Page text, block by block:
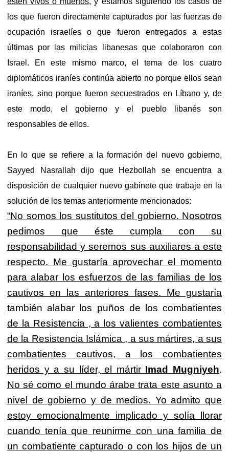
los que fueron directamente capturados por las fuerzas de
ocupación israelíes o que fueron entregados a estas
últimas por las milicias libanesas que colaboraron con
Israel. En este mismo marco, el tema de los cuatro
diplomáticos iraníes continúa abierto no porque ellos sean
iraníes, sino porque fueron secuestrados en Líbano y, de
este modo, el gobierno y el pueblo libanés son
responsables de ellos.
En lo que se refiere a la formación del nuevo gobierno,
Sayyed Nasrallah dijo que Hezbollah se encuentra a
disposición de cualquier nuevo gabinete que trabaje en la
solución de los temas anteriormente mencionados:
“No somos los sustitutos del gobierno. Nosotros
pedimos que éste cumpla con su
responsabilidad y seremos sus auxiliares a este
respecto. Me gustaría aprovechar el momento
para alabar los esfuerzos de las familias de los
cautivos en las anteriores fases. Me gustaría
también alabar los puños de los combatientes
de la Resistencia , a los valientes combatientes
de la Resistencia Islámica , a sus mártires, a sus
combatientes cautivos, a los combatientes
heridos y a su líder, el mártir Imad Mugniyeh.
No sé como el mundo árabe trata este asunto a
nivel de gobierno y de medios. Yo admito que
estoy emocionalmente implicado y solía llorar
cuando tenía que reunirme con una familia de
un combatiente capturado o con los hijos de un